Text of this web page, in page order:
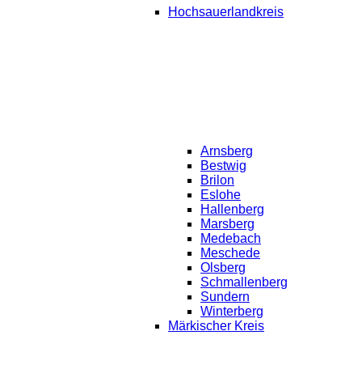
Hochsauerlandkreis
Arnsberg
Bestwig
Brilon
Eslohe
Hallenberg
Marsberg
Medebach
Meschede
Olsberg
Schmallenberg
Sundern
Winterberg
Märkischer Kreis